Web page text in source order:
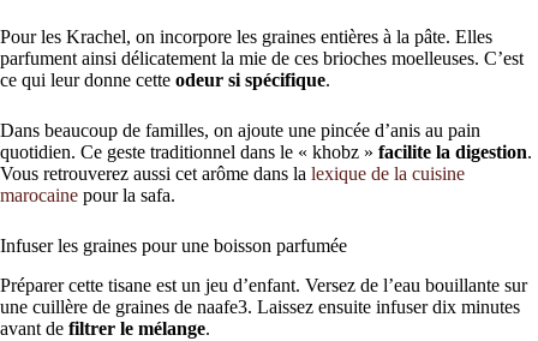
Pour les Krachel, on incorpore les graines entières à la pâte. Elles
parfument ainsi délicatement la mie de ces brioches moelleuses. C’est
ce qui leur donne cette odeur si spécifique.
Dans beaucoup de familles, on ajoute une pincée d’anis au pain
quotidien. Ce geste traditionnel dans le « khobz » facilite la digestion.
Vous retrouverez aussi cet arôme dans la lexique de la cuisine
marocaine pour la safa.
Infuser les graines pour une boisson parfumée
Préparer cette tisane est un jeu d’enfant. Versez de l’eau bouillante sur
une cuillère de graines de naafe3. Laissez ensuite infuser dix minutes
avant de filtrer le mélange.